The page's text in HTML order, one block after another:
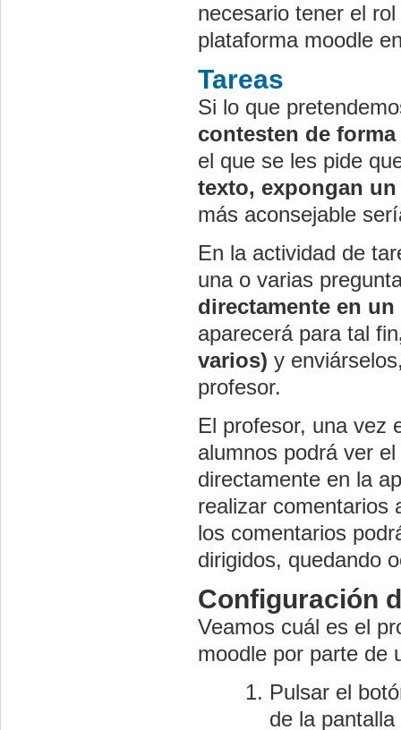
necesario tener el
plataforma moodle
Tareas
Si lo que
contesten de
el que se les pide
texto, expongan
más aconsejable
En la actividad de
una o varias
directamente en
aparecerá para tal fin
varios) y
profesor.
El profesor, una vez
alumnos podrá ver
directamente en la
realizar comentarios
los comentarios
dirigidos, quedando
Configuración
Veamos cuál es el
moodle por parte de
Pulsar el
de la